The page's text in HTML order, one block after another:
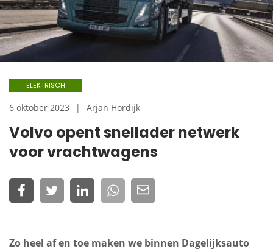
Volvo opent snellader netwerk
voor vrachtwagens
ELEKTRISCH
6 oktober 2023 Arjan Hordijk
Zo heel af en toe maken we binnen Dagelijksauto